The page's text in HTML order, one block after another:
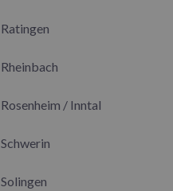
Ratingen
Rheinbach
Rosenheim / Inntal
Schwerin
Solingen